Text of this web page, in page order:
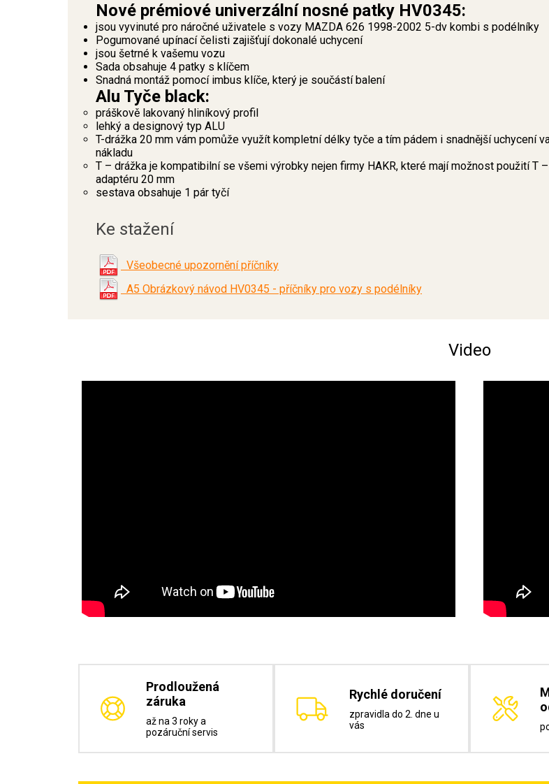
Nové prémiové univerzální nosné patky HV0345:
jsou vyvinuté pro náročné uživatele s vozy MAZDA 626 1998-2002 5-dv kombi s podélníky
Pogumované upínací čelisti zajišťují dokonalé uchycení
jsou šetrné k vašemu vozu
Sada obsahuje 4 patky s klíčem
Snadná montáž pomocí imbus klíče, který je součástí balení
Alu Tyče black:
práškově lakovaný hliníkový profil
lehký a designový typ ALU
T-drážka 20 mm vám pomůže využít kompletní délky tyče a tím pádem i snadnější uchycení
nákladu
T – drážka je kompatibilní se všemi výrobky nejen firmy HAKR, které mají možnost použití T –
adaptéru 20 mm
sestava obsahuje 1 pár tyčí
Ke stažení
Všeobecné upozornění příčníky
A5 Obrázkový návod HV0345 - příčníky pro vozy s podélníky
Video
Prodloužená
záruka
až na 3 roky a
pozáruční servis
Rychlé doručení
zpravidla do 2. dne u
vás